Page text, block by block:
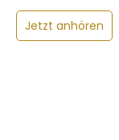
Jetzt anhören